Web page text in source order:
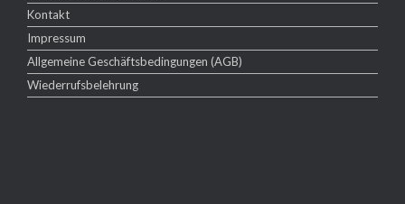
Kontakt
Impressum
Allgemeine Geschäftsbedingungen (AGB)
Wiederrufsbelehrung